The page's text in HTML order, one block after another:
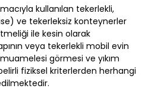
kullanılan tekerlekli,
ve tekerleksiz konteynerler
ile kesin olarak
veya tekerlekli mobil evin
görmesi ve yıkım
fiziksel kriterlerden herhangi